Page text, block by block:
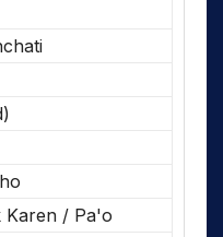
Karen / Pa'o